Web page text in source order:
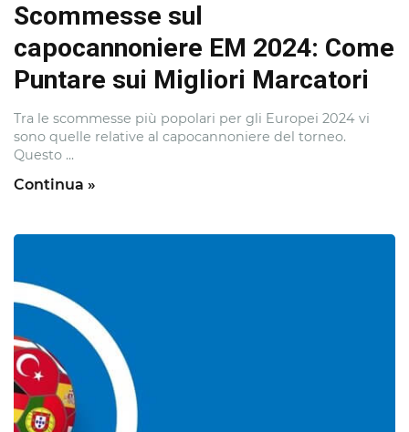
Scommesse sul
capocannoniere EM 2024: Come
Puntare sui Migliori Marcatori
Tra le scommesse più popolari per gli Europei 2024 vi
sono quelle relative al capocannoniere del torneo.
Questo ...
Continua »